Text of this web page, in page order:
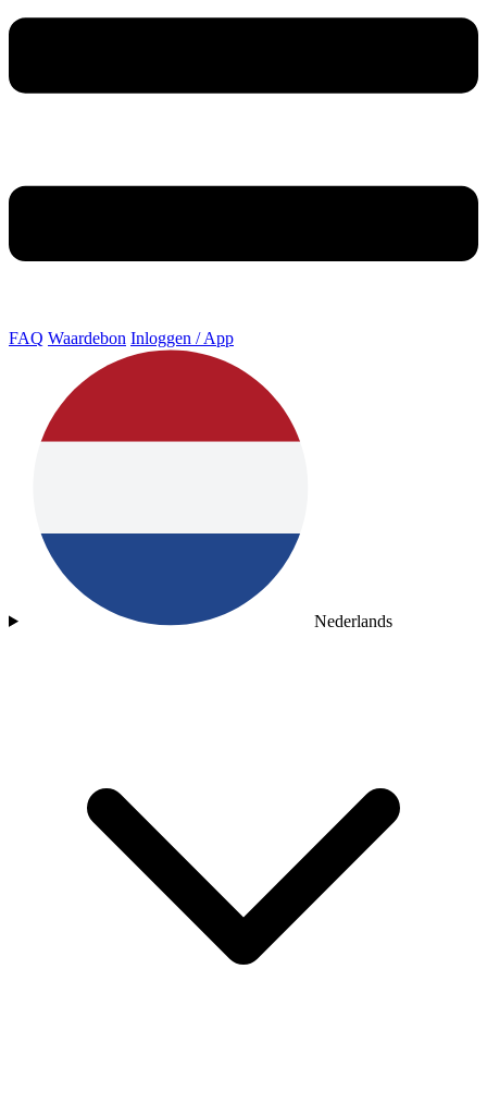
FAQ Waardebon Inloggen / App
Nederlands